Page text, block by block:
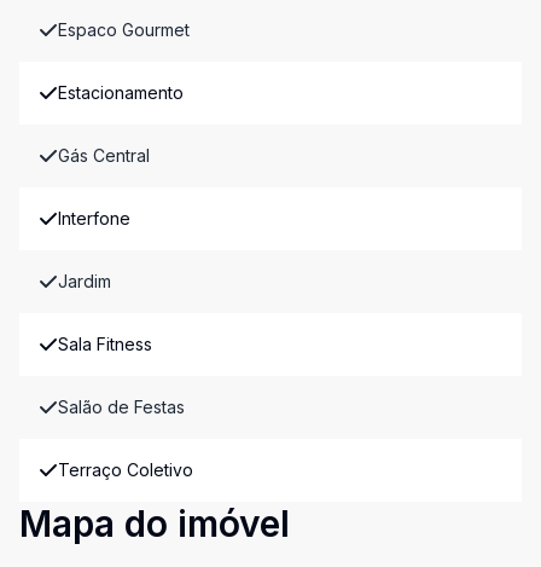
Espaco Gourmet
Estacionamento
Gás Central
Interfone
Jardim
Sala Fitness
Salão de Festas
Terraço Coletivo
Mapa do imóvel